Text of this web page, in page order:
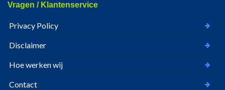
Vragen / Klantenservice
Privacy Policy
Disclaimer
Hoe werken wij
Contact